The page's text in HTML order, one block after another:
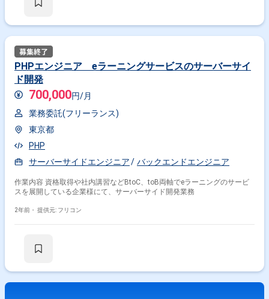
PHPエンジニア eラーニングサービスのサーバーサイ
ド開発
700,000円/月
業務委託(フリーランス)
東京都
PHP
サーバーサイドエンジニア
バックエンドエンジニア
作業内容 資格取得や社内講習などBtoC、toB両軸でeラーニングのサービ
スを展開している企業様にて、サーバーサイド開発業務
2年前・ 提供元: フリコン